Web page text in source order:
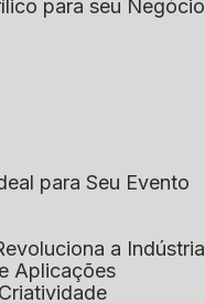
para seu Negócio
para Seu Evento
a Indústria
Aplicações